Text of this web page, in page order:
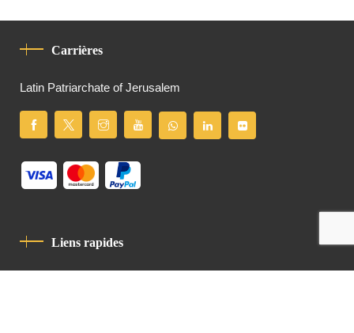
Carrières
Latin Patriarchate of Jerusalem
Liens rapides